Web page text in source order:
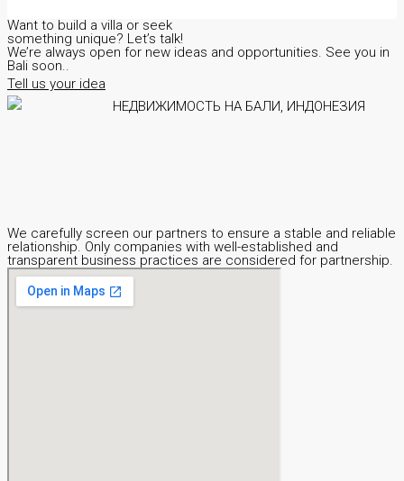
Want to build a villa or seek
something unique? Let’s talk!
We’re always open for new ideas and opportunities. See you in
Bali soon..
Tell us your idea
We carefully screen our partners to ensure a stable and reliable
relationship. Only companies with well-established and
transparent business practices are considered for partnership.